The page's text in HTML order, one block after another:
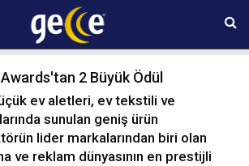
AĞUSTOS Perşembe 15:48
2 Büyük Ödül
ev aletleri, ev tekstili ve
sunulan geniş ürün
lider markalarından biri olan
ve reklam dünyasının en prestijli